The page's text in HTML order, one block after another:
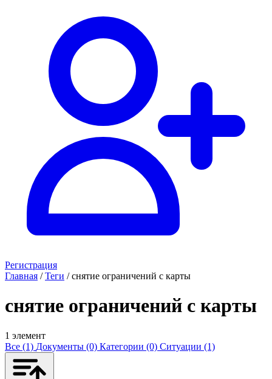
Регистрация
Главная / Теги / снятие ограничений с карты
снятие ограничений с карты
1 элемент
Все (1) Документы (0) Категории (0) Ситуации (1)